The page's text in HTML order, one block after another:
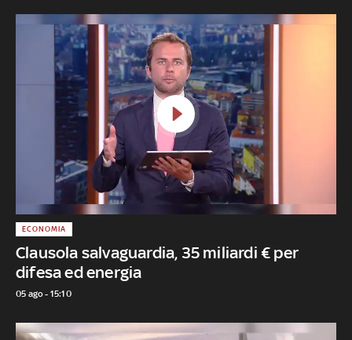
Clausola salvaguardia, 35 miliardi € per
difesa ed energia
ECONOMIA
05 ago - 15:10